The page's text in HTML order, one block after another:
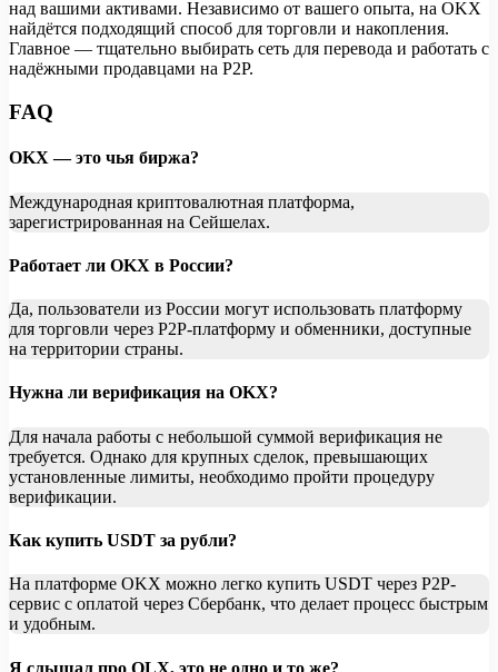
над вашими активами. Независимо от вашего опыта, на OKX
найдётся подходящий способ для торговли и накопления.
Главное — тщательно выбирать сеть для перевода и работать с
надёжными продавцами на P2P.
FAQ
OKX — это чья биржа?
Международная криптовалютная платформа,
зарегистрированная на Сейшелах.
Работает ли OKX в России?
Да, пользователи из России могут использовать платформу
для торговли через P2P-платформу и обменники, доступные
на территории страны.
Нужна ли верификация на OKX?
Для начала работы с небольшой суммой верификация не
требуется. Однако для крупных сделок, превышающих
установленные лимиты, необходимо пройти процедуру
верификации.
Как купить USDT за рубли?
На платформе OKX можно легко купить USDT через P2P-
сервис с оплатой через Сбербанк, что делает процесс быстрым
и удобным.
Я слышал про OLX, это не одно и то же?